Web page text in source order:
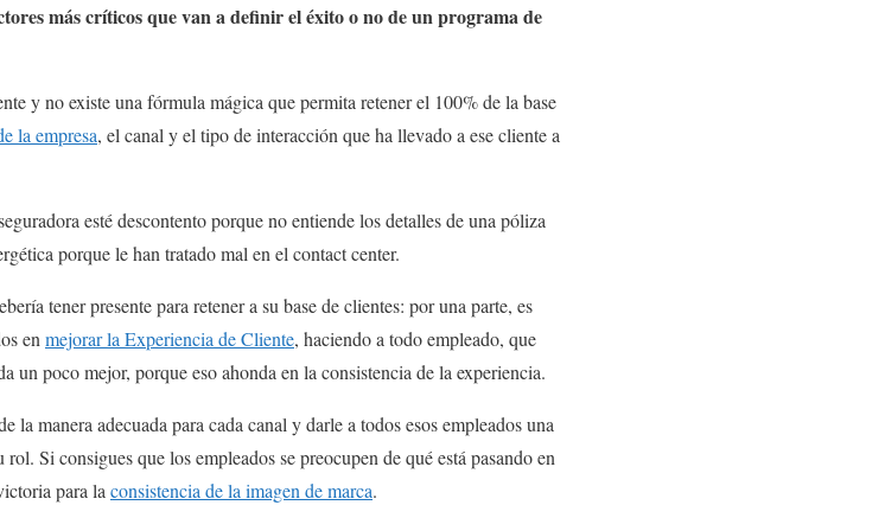
más críticos que van a definir el éxito o no de un programa de
y no existe una fórmula mágica que permita retener el 100% de la base
la empresa, el canal y el tipo de interacción que ha llevado a ese cliente a
esté descontento porque no entiende los detalles de una póliza
porque le han tratado mal en el contact center.
tener presente para retener a su base de clientes: por una parte, es
en mejorar la Experiencia de Cliente, haciendo a todo empleado, que
un poco mejor, porque eso ahonda en la consistencia de la experiencia.
la manera adecuada para cada canal y darle a todos esos empleados una
Si consigues que los empleados se preocupen de qué está pasando en
para la consistencia de la imagen de marca.